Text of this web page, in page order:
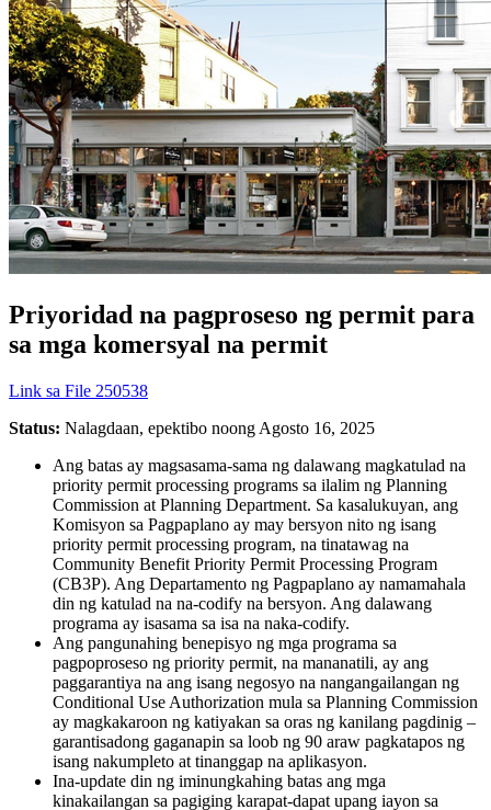
Priyoridad na pagproseso ng permit para
sa mga komersyal na permit
Link sa File 250538
Status: Nalagdaan, epektibo noong Agosto 16, 2025
Ang batas ay magsasama-sama ng dalawang magkatulad na
priority permit processing programs sa ilalim ng Planning
Commission at Planning Department. Sa kasalukuyan, ang
Komisyon sa Pagpaplano ay may bersyon nito ng isang
priority permit processing program, na tinatawag na
Community Benefit Priority Permit Processing Program
(CB3P). Ang Departamento ng Pagpaplano ay namamahala
din ng katulad na na-codify na bersyon. Ang dalawang
programa ay isasama sa isa na naka-codify.
Ang pangunahing benepisyo ng mga programa sa
pagpoproseso ng priority permit, na mananatili, ay ang
paggarantiya na ang isang negosyo na nangangailangan ng
Conditional Use Authorization mula sa Planning Commission
ay magkakaroon ng katiyakan sa oras ng kanilang pagdinig –
garantisadong gaganapin sa loob ng 90 araw pagkatapos ng
isang nakumpleto at tinanggap na aplikasyon.
Ina-update din ng iminungkahing batas ang mga
kinakailangan sa pagiging karapat-dapat upang iayon sa